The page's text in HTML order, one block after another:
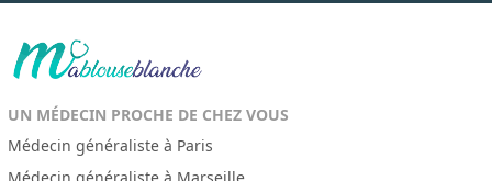
UN MÉDECIN PROCHE DE CHEZ VOUS
Médecin généraliste à Paris